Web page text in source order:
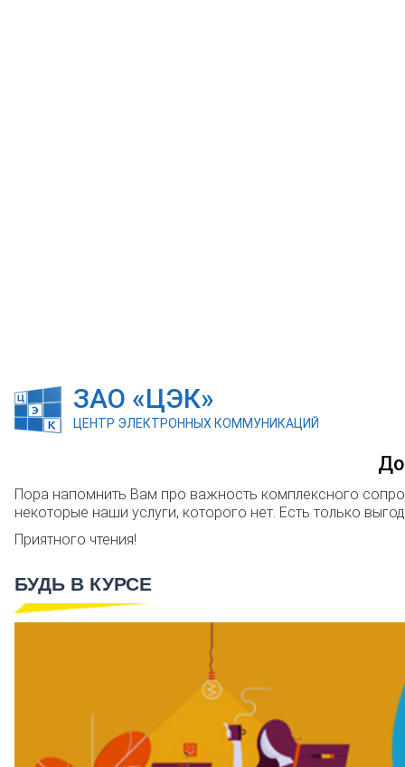
ЗАО «ЦЭК»
ЦЕНТР ЭЛЕКТРОННЫХ КОММУНИКАЦИЙ
Пора напомнить Вам про важность комплексного
некоторые наши услуги, которого нет. Есть только
Приятного чтения!
БУДЬ В КУРСЕ